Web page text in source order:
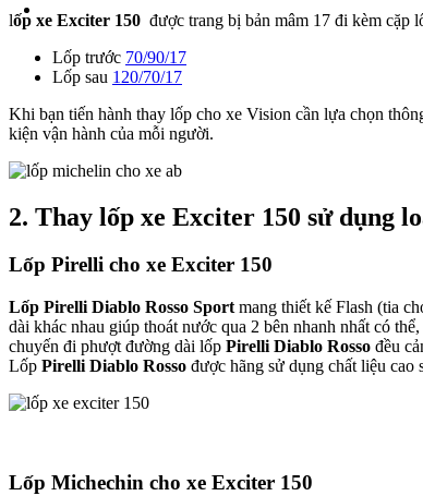
lốp xe Exciter 150 được trang bị bản mâm 17 đi kèm cặp
Lốp trước 70/90/17
Lốp sau 120/70/17
Khi bạn tiến hành thay lốp cho xe Vision cần lựa chọn
kiện vận hành của mỗi người.
2. Thay lốp xe Exciter 150 sử dụng
Lốp Pirelli cho xe Exciter 150
Lốp Pirelli Diablo Rosso Sport mang thiết kế Flash (tia
dài khác nhau giúp thoát nước qua 2 bên nhanh nhất có
chuyến đi phượt đường dài lốp Pirelli Diablo Rosso đều
Lốp Pirelli Diablo Rosso được hãng sử dụng chất liệu
Lốp Michechin cho xe Exciter 150